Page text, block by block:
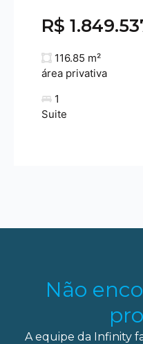
R$
116.85 m²
área privativa
1
Suite
Não
A equipe da Infinity